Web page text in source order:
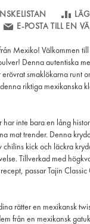
E-POSTA TILL EN
Mexiko! Välkommen
Denna autentiska
smaklökarna runt
riktiga mexikanska
har inte bara en lång
mat trender. Denna
chilins kick och läckra
Tillverkad med
passar Tajin
rätter en mexikansk
från en mexikansk